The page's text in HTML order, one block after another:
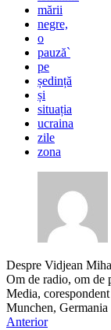
mării
negre,
o
pauză`
pe
ședință
și
situația
ucraina
zile
zona
Despre Vidjean
Om de radio, om de
Media,
Munchen, Germania
Anterior